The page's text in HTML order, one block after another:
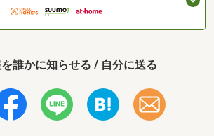
誰かに知らせる / 自分に送る